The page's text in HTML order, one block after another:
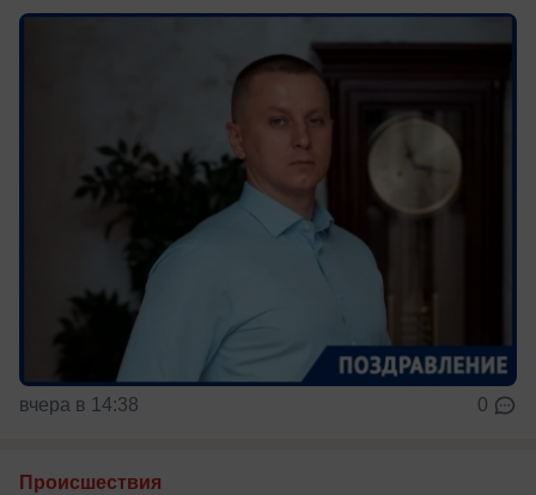
вчера в 14:38 0
Происшествия